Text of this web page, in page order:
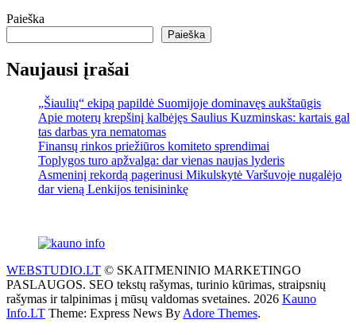
Paieška
Paieška
Naujausi įrašai
„Šiaulių“ ekipą papildė Suomijoje dominavęs aukštaūgis
Apie moterų krepšinį kalbėjęs Saulius Kuzminskas: kartais gal
tas darbas yra nematomas
Finansų rinkos priežiūros komiteto sprendimai
Toplygos turo apžvalga: dar vienas naujas lyderis
Asmeninį rekordą pagerinusi Mikulskytė Varšuvoje nugalėjo
dar vieną Lenkijos tenisininkę
WEBSTUDIO.LT © SKAITMENINIO MARKETINGO
PASLAUGOS. SEO tekstų rašymas, turinio kūrimas, straipsnių
rašymas ir talpinimas į mūsų valdomas svetaines. 2026 Kauno
Info.LT Theme: Express News By Adore Themes.